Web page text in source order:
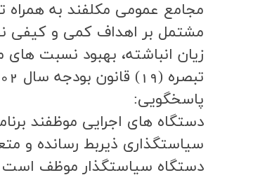
مشتمل بر اهداف كمي و كيفي
زيان انباشته، بهبود نسبت
پاسخگويي:
دستگاه هاي اجرايي موظفند
سياستگذاري ذيربط رسانده و